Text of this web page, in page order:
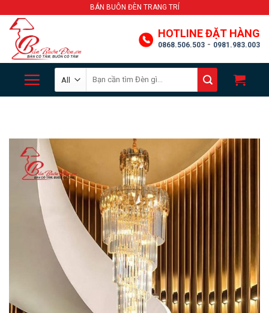
content
BÁN BUÔN ĐÈN TRANG TRÍ
HOTLINE ĐẶT HÀNG
0868.506.503 - 0981.983.003
for: